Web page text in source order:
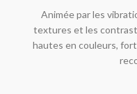
Animée par les
textures et les
hautes en couleurs,